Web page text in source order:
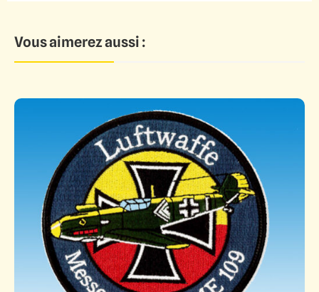
Vous aimerez aussi :